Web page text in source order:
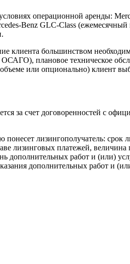
операционной аренды:
Benz GLC-Сlass
клиента большинством
плановое техническое
или опционально) клиент
за счет договоренностей с
лизингополучатель: срок
лизинговых платежей,
дополнительных работ и (или)
дополнительных работ и